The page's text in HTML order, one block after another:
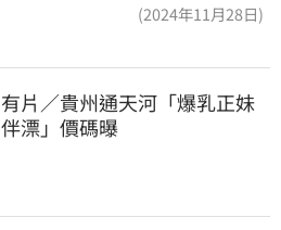
(2024年11月28日)
有片／貴州通天河「爆乳正妹
伴漂」價碼曝